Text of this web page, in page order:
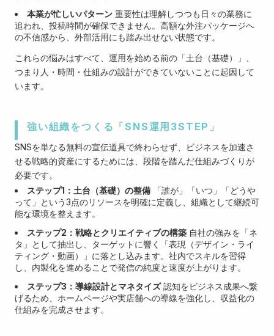
本業が忙しいパターン 重要性は理解しつつも日々の業務に
追われ、投稿時間が確保できません。高額な外注パッケージへ
の不信感から、外部活用にも踏み出せない状態です。
これらの悩みはすべて、運用を始める前の「土台（基礎）」、
つまり人・時間・仕組みの設計ができていないことに起因して
います。
強い組織をつくる「SNS運用3STEP」
SNSを単なる無料の宣伝道具で終わらせず、ビジネスを加速さ
せる戦略的資産にするためには、段階を踏んだ仕組みづくりが
必要です。
ステップ1：土台（基礎）の整備 「誰が」「いつ」「どうや
って」という3点のリソースを明確に定義し、組織として継続可
能な環境を整えます。
ステップ2：戦略とクリエイティブの構築 自社の強みを「ネ
タ」として抽出し、ターゲットに響く「表現（デザイン・ライ
ティング・動画）」に落とし込みます。社内でスキルを習得
し、内製化を進めることで発信の純度と速度が上がります。
ステップ3：導線設計とマネタイズ認知をビジネス成果へ繋
げるため、ホームページや実店舗への導線を強化し、収益化の
仕組みを完成させます。